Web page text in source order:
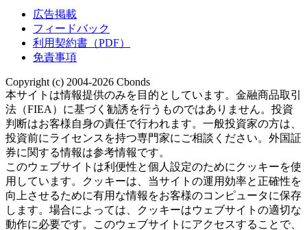
広告掲載
フィードバック
利用契約書（PDF）
免責事項
Copyright (c) 2004-2026 Cbonds
本サイトは情報提供のみを目的としています。金融商品取引
法（FIEA）に基づく勧誘を行うものではありません。投資
判断はお客様自身の責任で行われます。一般投資家の方は、
投資前にライセンスを持つ専門家にご相談ください。外国証
券に関する情報は参考情報です。
このウェブサイトは利便性と個人設定のためにクッキーを使
用しています。クッキーは、当サイトの運用効率と正確性を
向上させるために有用な情報をお客様のコンピュータに保存
します。場合によっては、クッキーはウェブサイトの適切な
動作に必要です。このウェブサイトにアクセスすることで、